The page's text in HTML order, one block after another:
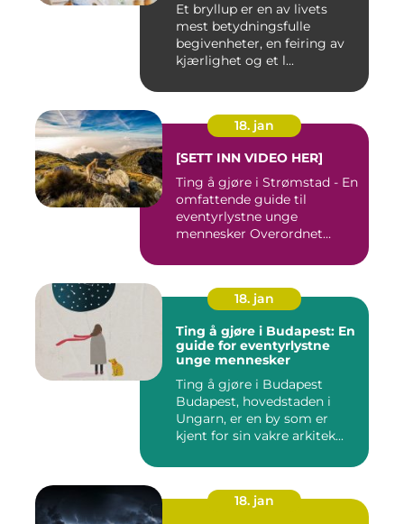
Et bryllup er en av livets
mest betydningsfulle
begivenheter, en feiring av
kjærlighet og et l...
18. jan
[SETT INN VIDEO HER]
Ting å gjøre i Strømstad - En
omfattende guide til
eventyrlystne unge
mennesker Overordnet
18. jan
Ting å gjøre i Budapest: En
guide for eventyrlystne
unge mennesker
Ting å gjøre i Budapest
Budapest, hovedstaden i
Ungarn, er en by som er
kjent for sin vakre arkitek...
18. jan